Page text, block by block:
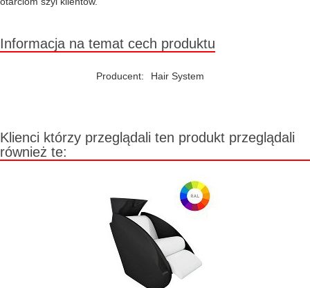
Informacja na temat cech produktu
Producent: Hair System
Klienci którzy przeglądali ten produkt przeglądali
również te: